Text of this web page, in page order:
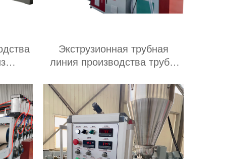
Экструзионная трубная
линия производства трубы